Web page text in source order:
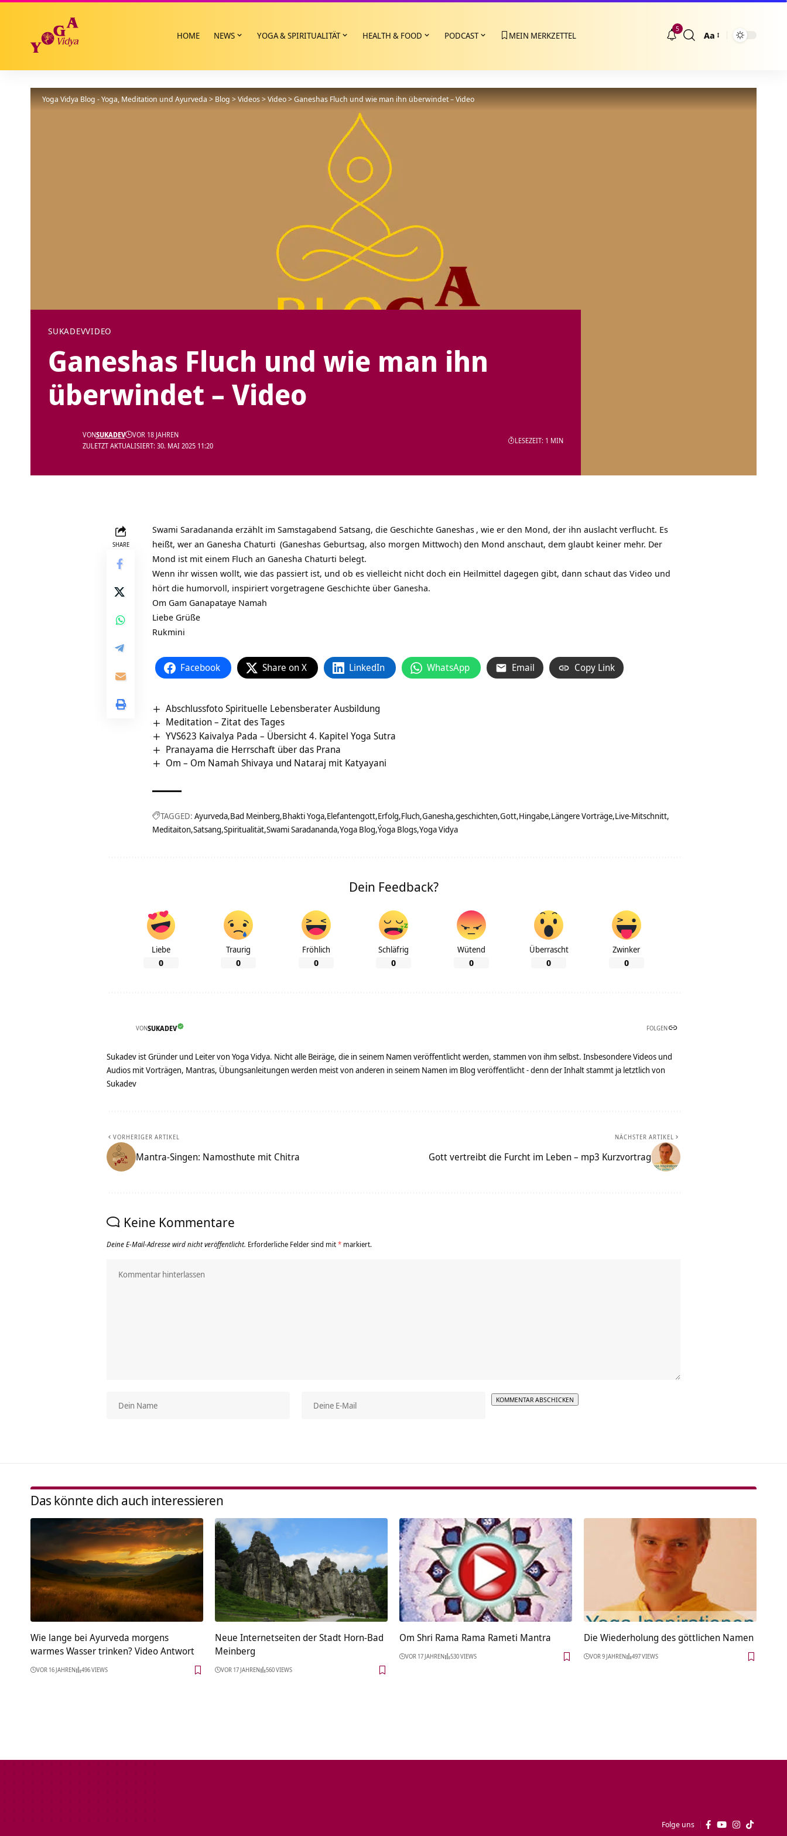
HOME NEWS YOGA & SPIRITUALITÄT HEALTH & FOOD PODCAST MEIN MERKZETTEL
5
Größenänderung
Aa
Yoga Vidya Blog - Yoga, Meditation und Ayurveda>Blog>Videos>Video>Ganeshas Fluch und wie man ihn überwindet – Video
SUKADEVVIDEO
Ganeshas Fluch und wie man ihn
überwindet – Video
ZULETZT AKTUALISIERT: 30. MAI 2025 11:20
VONSUKADEV VOR 18 JAHREN
LESEZEIT: 1 MIN
SHARE
Swami Saradananda erzählt im Samstagabend Satsang, die Geschichte Ganeshas , wie er den Mond, der ihn auslacht verflucht. Es
heißt, wer an Ganesha Chaturti (Ganeshas Geburtsag, also morgen Mittwoch) den Mond anschaut, dem glaubt keiner mehr. Der
Mond ist mit einem Fluch an Ganesha Chaturti belegt.
Wenn ihr wissen wollt, wie das passiert ist, und ob es vielleicht nicht doch ein Heilmittel dagegen gibt, dann schaut das Video und
hört die humorvoll, inspiriert vorgetragene Geschichte über Ganesha.
Om Gam Ganapataye Namah
Liebe Grüße
Rukmini
Facebook Share on X LinkedIn WhatsApp Email Copy Link
Abschlussfoto Spirituelle Lebensberater Ausbildung
Meditation – Zitat des Tages
YVS623 Kaivalya Pada – Übersicht 4. Kapitel Yoga Sutra
Pranayama die Herrschaft über das Prana
Om – Om Namah Shivaya und Nataraj mit Katyayani
TAGGED: Ayurveda Bad Meinberg Bhakti Yoga Elefantengott Erfolg Fluch Ganesha geschichten Gott Hingabe Längere Vorträge Live-Mitschnitt
Meditaiton Satsang Spiritualität Swami Saradananda Yoga Blog Ýoga Blogs Yoga Vidya
Dein Feedback?
Liebe
0
Traurig
0
Fröhlich
0
Schläfrig
0
Wütend
0
Überrascht
0
Zwinker
0
VONSUKADEV FOLGEN
Sukadev ist Gründer und Leiter von Yoga Vidya. Nicht alle Beiräge, die in seinem Namen veröffentlicht werden, stammen von ihm selbst. Insbesondere Videos und
Audios mit Vorträgen, Mantras, Übungsanleitungen werden meist von anderen in seinem Namen im Blog veröffentlicht - denn der Inhalt stammt ja letztlich von
Sukadev
VORHERIGER ARTIKEL
Mantra-Singen: Namosthute mit Chitra
NÄCHSTER ARTIKEL
Gott vertreibt die Furcht im Leben – mp3 Kurzvortrag
Keine Kommentare
Deine E-Mail-Adresse wird nicht veröffentlicht. Erforderliche Felder sind mit* markiert.
Das könnte dich auch interessieren
Wie lange bei Ayurveda morgens
warmes Wasser trinken? Video Antwort
VOR 16 JAHREN 496 VIEWS
Neue Internetseiten der Stadt Horn-Bad
Meinberg
VOR 17 JAHREN 560 VIEWS
Om Shri Rama Rama Rameti Mantra
VOR 17 JAHREN 530 VIEWS
Die Wiederholung des göttlichen Namen
VOR 9 JAHREN 497 VIEWS
Folge uns